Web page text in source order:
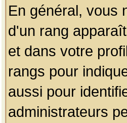
En général, vous
d'un rang
et dans votre
rangs pour
aussi pour
administrateurs